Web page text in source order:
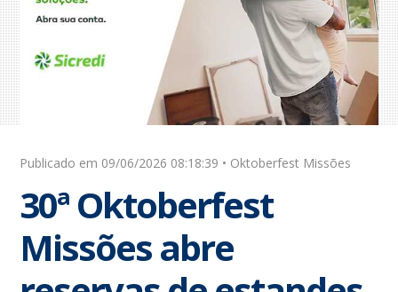
Publicado em 09/06/2026 08:18:39 • Oktoberfest Missões
30ª Oktoberfest
Missões abre